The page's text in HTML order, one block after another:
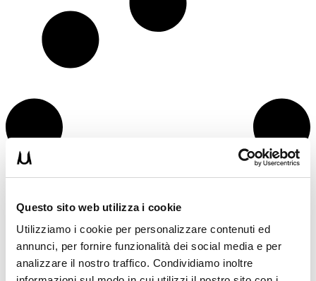
Questo sito web utilizza i cookie
Utilizziamo i cookie per personalizzare contenuti ed
annunci, per fornire funzionalità dei social media e per
analizzare il nostro traffico. Condividiamo inoltre